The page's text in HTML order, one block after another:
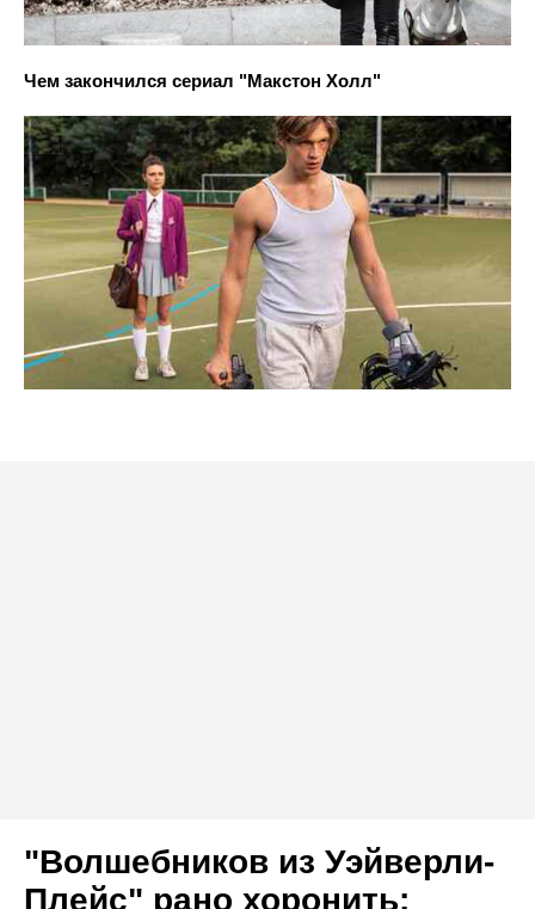
Чем закончился сериал "Макстон Холл"
"Волшебников из Уэйверли-
Плейс" рано хоронить: